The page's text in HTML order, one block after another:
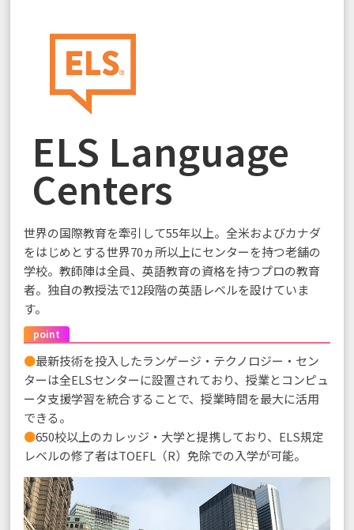
ELS Language
Centers
世界の国際教育を牽引して55年以上。全米およびカナダ
をはじめとする世界70ヵ所以上にセンターを持つ老舗の
学校。教師陣は全員、英語教育の資格を持つプロの教育
者。独自の教授法で12段階の英語レベルを設けていま
す。
point
●最新技術を投入したランゲージ・テクノロジー・セン
ターは全ELSセンターに設置されており、授業とコンピュ
ータ支援学習を統合することで、授業時間を最大に活用
できる。
●650校以上のカレッジ・大学と提携しており、ELS規定
レベルの修了者はTOEFL（R）免除での入学が可能。